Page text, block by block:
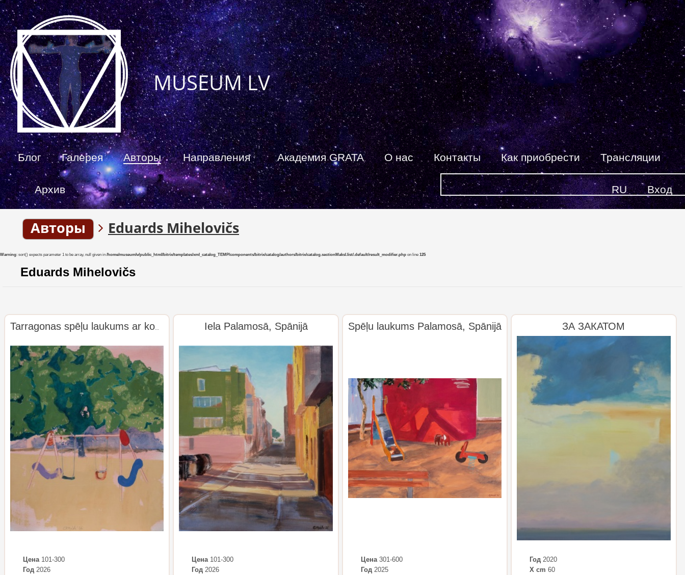
Блог Галерея Авторы Направления Академия GRATA О нас Контакты Как приобрести Трансляции
Архив Вход
RU
MUSEUM LV
Авторы Eduards Mihelovičs
Warning: sort() expects parameter 1 to be array, null given in /home/museumlv/public_html/bitrix/templates/xml_catalog_TEMP/components/bitrix/catalog/authors/bitrix/catalog.sectionMaksl.list/.default/result_modifier.php on line 125
Eduards Mihelovičs
Tarragonas spēļu laukums ar koku
Цена 101-300
Год 2026
Iela Palamosā, Spānijā
Цена 101-300
Год 2026
Spēļu laukums Palamosā, Spānijā
Цена301-600
Год2025
ЗА ЗАКАТОМ
Год 2020
X cm 60